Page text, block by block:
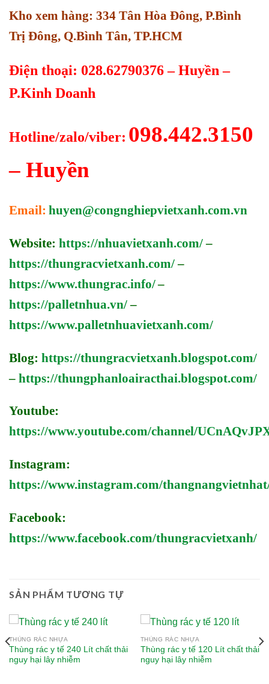
Kho xem hàng: 334 Tân Hòa Đông, P.Bình
Trị Đông, Q.Bình Tân, TP.HCM
Điện thoại: 028.62790376 – Huyền –
P.Kinh Doanh
Hotline/zalo/viber: 098.442.3150
– Huyền
Email: huyen@congnghiepvietxanh.com.vn
Website: https://nhuavietxanh.com/–
https://thungracvietxanh.com/–
https://www.thungrac.info/–
https://palletnhua.vn/–
https://www.palletnhuavietxanh.com/
Blog: https://thungracvietxanh.blogspot.com/
– https://thungphanloairacthai.blogspot.com/
Youtube:
https://www.youtube.com/channel/
Instagram:
https://www.instagram.com/
Facebook:
https://www.facebook.com/thungracvietxanh/
SẢN PHẨM TƯƠNG TỰ
THÙNG RÁC NHỰA
Thùng rác y tế 240 Lít chất thải
nguy hại lây nhiễm
THÙNG RÁC NHỰA
Thùng rác y tế 120 Lít chất thải
nguy hại lây nhiễm